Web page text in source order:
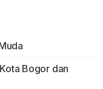
Bogor dan